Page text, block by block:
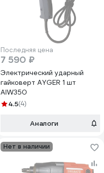
Последняя цена
7 590 ₽
Электрический ударный
гайковерт AYGER 1 шт
AIW350
4.5(4)
Аналоги
Нет в наличии